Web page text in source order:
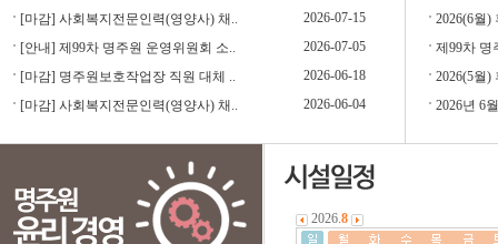
[마감] 사회복지전문인력(영양사) 채..
2026-07-15
[안내] 제99차 명주원 운영위원회 소..
2026-07-05
[마감] 명주원보호작업장 직원 대체 ..
2026-06-18
[마감] 사회복지전문인력(영양사) 채..
2026-06-04
2026(6월)
제99차 명
2026(5월)
2026년 6
2026.8